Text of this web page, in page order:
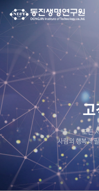
모든
사람의 행복과